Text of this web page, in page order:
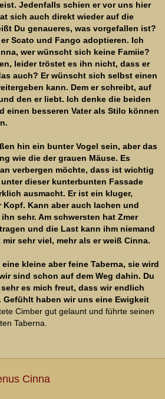
Jedenfalls schien er vor uns hier
sich auch direkt wieder auf die
Du genaueres, was vorgefallen ist?
Scato und Fango adoptieren. Ich
wer wünscht sich keine Famiie?
leider tröstet es ihn nicht, dass er
auch? Er wünscht sich selbst einen
kann. Dem er schreibt, auf
den er liebt. Ich denke die beiden
einen besseren Vater als Stilo können
hin ein bunter Vogel sein, aber das
wie die der grauen Mäuse. Es
verbergen möchte, dass ist wichtig
dieser kunterbunten Fassade
ausmacht. Er ist ein kluger,
Kann aber auch lachen und
sehr. Am schwersten hat Zmer
und die Last kann ihm niemand
sehr viel, mehr als er weiß Cinna.
kleine aber feine Taberna, sie wird
sind schon auf dem Weg dahin. Du
es mich freut, dass wir endlich
Gefühlt haben wir uns eine Ewigkeit
Cimber gut gelaunt und führte seinen
Taberna.
Cinna